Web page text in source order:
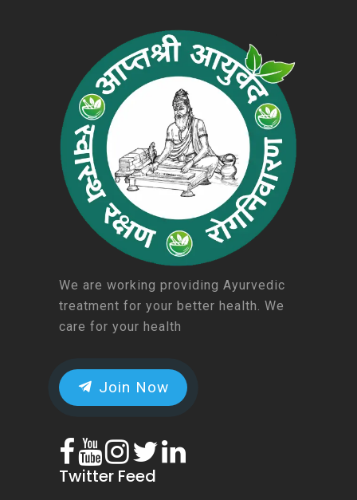
We are working providing Ayurvedic
treatment for your better health. We
care for your health
Join Now
Twitter Feed